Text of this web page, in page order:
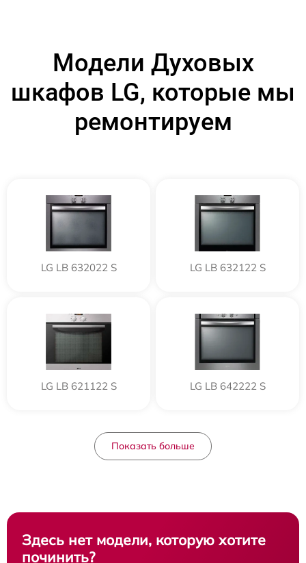
Модели Духовых
шкафов LG, которые мы
ремонтируем
LG LB 632022 S LG LB 632122 S
LG LB 621122 S LG LB 642222 S
Показать больше
Здесь нет модели, которую хотите
починить?